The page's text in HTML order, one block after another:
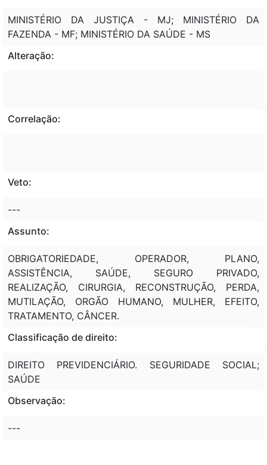
MINISTÉRIO DA JUSTIÇA - MJ; MINISTÉRIO DA
FAZENDA - MF; MINISTÉRIO DA SAÚDE - MS
Alteração:
Correlação:
Veto:
---
Assunto:
OBRIGATORIEDADE, OPERADOR, PLANO,
ASSISTÊNCIA, SAÚDE, SEGURO PRIVADO,
REALIZAÇÃO, CIRURGIA, RECONSTRUÇÃO, PERDA,
MUTILAÇÃO, ORGÃO HUMANO, MULHER, EFEITO,
TRATAMENTO, CÂNCER.
Classificação de direito:
DIREITO PREVIDENCIÁRIO. SEGURIDADE SOCIAL;
SAÚDE
Observação:
---